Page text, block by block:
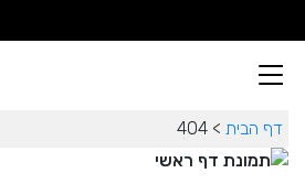
דף הבית > 404